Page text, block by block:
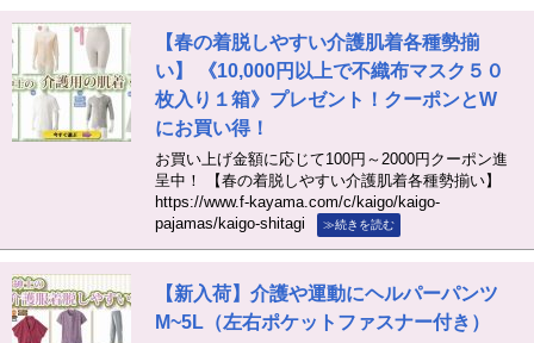
【春の着脱しやすい介護肌着各種勢揃
い】 《10,000円以上で不織布マスク５０
枚入り１箱》プレゼント！クーポンとW
にお買い得！
お買い上げ金額に応じて100円～2000円クーポン進
呈中！ 【春の着脱しやすい介護肌着各種勢揃い】
https://www.f-kayama.com/c/kaigo/kaigo-
pajamas/kaigo-shitagi
≫続きを読む
【新入荷】介護や運動にヘルパーパンツ
M~5L（左右ポケットファスナー付き）